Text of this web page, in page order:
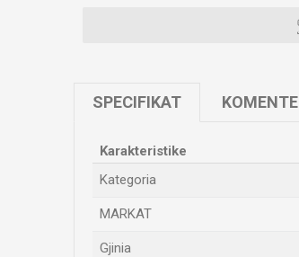
SPECIFIKAT KOMENTE
Karakteristike
Kategoria
MARKAT
Gjinia